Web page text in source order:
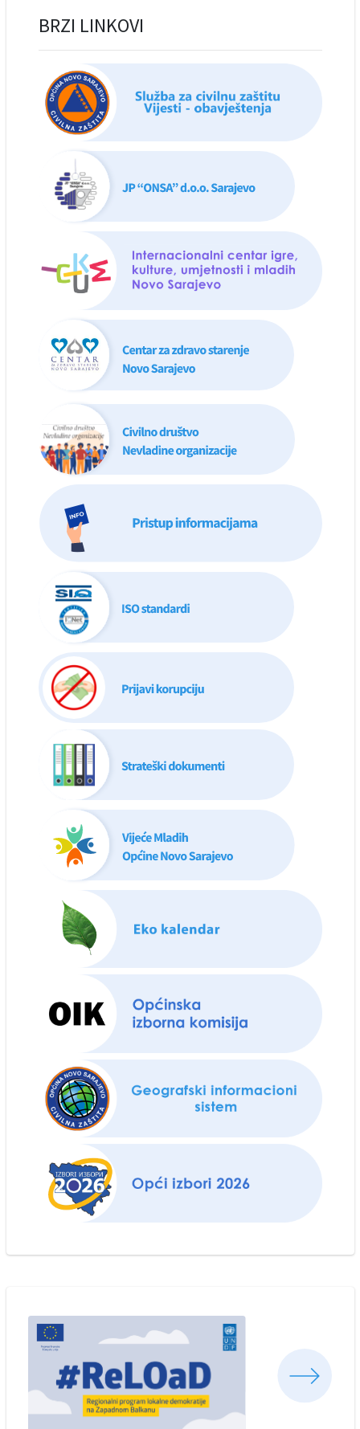
BRZI LINKOVI